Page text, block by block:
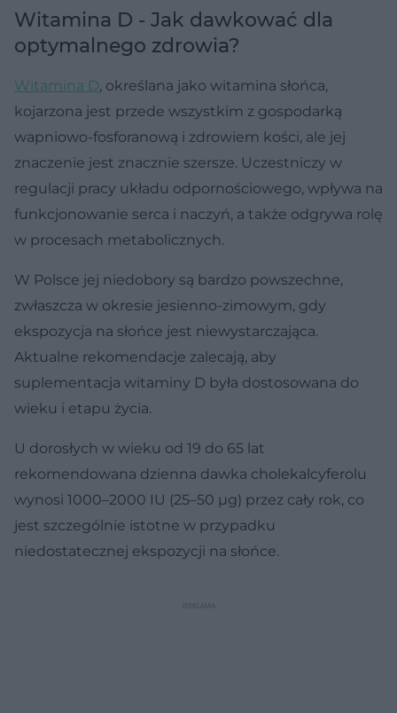
Witamina D - Jak dawkować dla
optymalnego zdrowia?
Witamina D, określana jako witamina słońca,
kojarzona jest przede wszystkim z gospodarką
wapniowo-fosforanową i zdrowiem kości, ale jej
znaczenie jest znacznie szersze. Uczestniczy w
regulacji pracy układu odpornościowego, wpływa na
funkcjonowanie serca i naczyń, a także odgrywa rolę
w procesach metabolicznych.
W Polsce jej niedobory są bardzo powszechne,
zwłaszcza w okresie jesienno-zimowym, gdy
ekspozycja na słońce jest niewystarczająca.
Aktualne rekomendacje zalecają, aby
suplementacja witaminy D była dostosowana do
wieku i etapu życia.
U dorosłych w wieku od 19 do 65 lat
rekomendowana dzienna dawka cholekalcyferolu
wynosi 1000–2000 IU (25–50 µg) przez cały rok, co
jest szczególnie istotne w przypadku
niedostatecznej ekspozycji na słońce.